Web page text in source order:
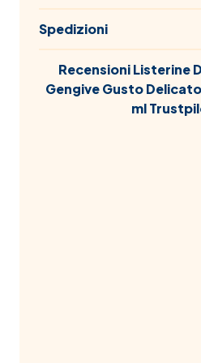
Spedizioni
Recensioni Listerine
Gengive Gusto
ml